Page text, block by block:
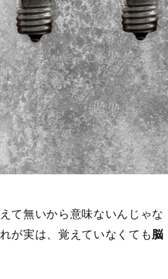
て無いから意味ないんじゃな
が実は、覚えていなくても脳